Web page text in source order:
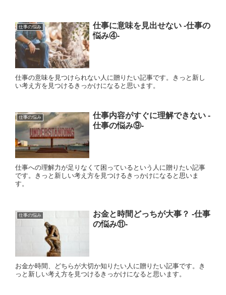
仕事の悩み
仕事に意味を見出せない ‐仕事の
悩み④‐
仕事の意味を見つけられない人に贈りたい記事です。きっと新し
い考え方を見つけるきっかけになると思います。
仕事の悩み
仕事内容がすぐに理解できない ‐
仕事の悩み⑨‐
仕事への理解力が足りなくて困っているという人に贈りたい記事
です。きっと新しい考え方を見つけるきっかけになると思いま
す。
仕事の悩み
お金と時間どっちが大事？ ‐仕事
の悩み⑪‐
お金か時間、どちらが大切か知りたい人に贈りたい記事です。き
っと新しい考え方を見つけるきっかけになると思います。